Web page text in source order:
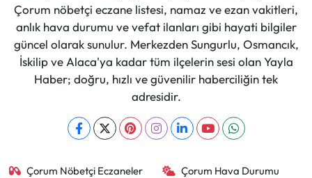
Çorum nöbetçi eczane listesi, namaz ve ezan vakitleri,
anlık hava durumu ve vefat ilanları gibi hayati bilgiler
güncel olarak sunulur. Merkezden Sungurlu, Osmancık,
İskilip ve Alaca'ya kadar tüm ilçelerin sesi olan Yayla
Haber; doğru, hızlı ve güvenilir haberciliğin tek
adresidir.
Çorum Nöbetçi Eczaneler Çorum Hava Durumu